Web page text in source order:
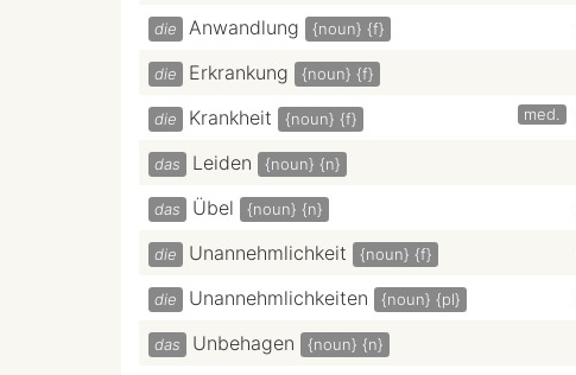
die Anwandlung {noun} {f}
die Erkrankung {noun} {f}
die Krankheit {noun} {f} med.
das Leiden {noun} {n}
das Übel {noun} {n}
die Unannehmlichkeit {noun} {f}
die Unannehmlichkeiten {noun} {pl}
das Unbehagen {noun} {n}